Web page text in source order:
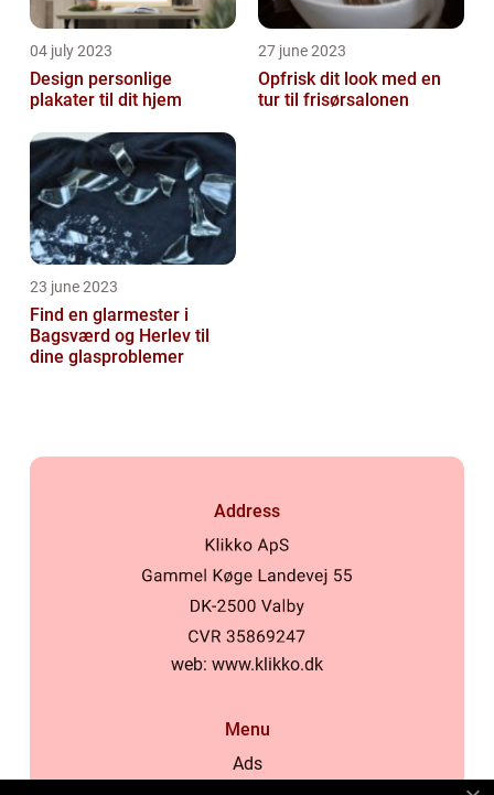
04 july 2023
Design personlige
plakater til dit hjem
27 june 2023
Opfrisk dit look med en
tur til frisørsalonen
23 june 2023
Find en glarmester i
Bagsværd og Herlev til
dine glasproblemer
Address
web: www.klikko.dk
Menu
Ads